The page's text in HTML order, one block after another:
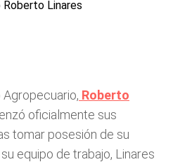
Roberto
oficialmente sus
tomar posesión de su
equipo de trabajo, Linares